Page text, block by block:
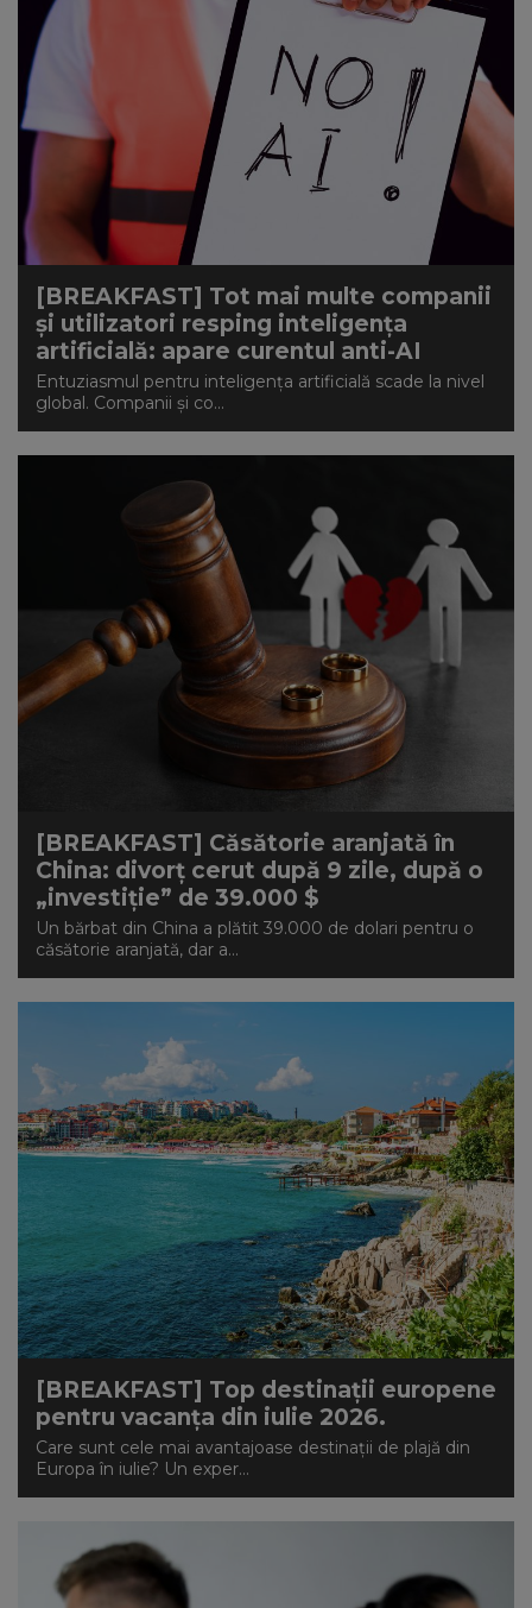
[BREAKFAST] Tot mai multe companii
și utilizatori resping inteligența
artificială: apare curentul anti-AI
Entuziasmul pentru inteligența artificială scade la nivel
global. Companii și co...
[BREAKFAST] Căsătorie aranjată în
China: divorț cerut după 9 zile, după o
„investiție” de 39.000 $
Un bărbat din China a plătit 39.000 de dolari pentru o
căsătorie aranjată, dar a...
[BREAKFAST] Top destinații europene
pentru vacanța din iulie 2026.
Care sunt cele mai avantajoase destinații de plajă din
Europa în iulie? Un exper...